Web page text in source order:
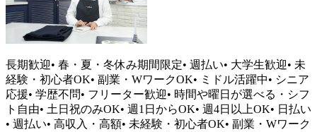
長期歓迎• 春・夏・冬休み期間限定• 週払い• 大学生歓迎• 未
経験・初心者OK• 副業・WワークOK• ミドル活躍中• シニア
応援• 学歴不問• フリーター歓迎• 時間や曜日が選べる・シフ
ト自由• 土日祝のみOK• 週1日からOK• 週4日以上OK• 日払い
• 週払い• 高収入・高額• 未経験・初心者OK• 副業・Wワーク